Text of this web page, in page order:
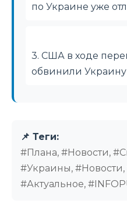
по Украине уже
3. США в ходе
обвинили Украину
📌 Теги:
#Плана, #Новости,
#Украины,
#Актуальное,